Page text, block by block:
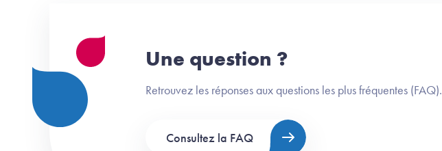
Une question ?
Retrouvez les réponses aux questions les plus fréquentes (FAQ).
Consultez la FAQ